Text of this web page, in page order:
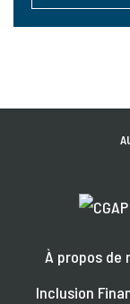
À propos de
Inclusion